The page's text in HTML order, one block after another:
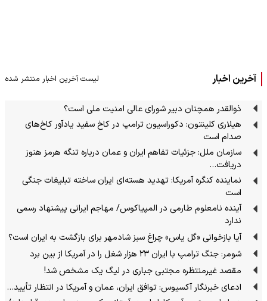
آخرین اخبار لیست آخرین اخبار منتشر شده
ذوالقدر همچنان دبیر شورای ‌عالی امنیت ملی است؟
هیلاری کلینتون: دکوراسیون ترامپ در کاخ سفید یادآور کاخ‌های
صدام است
سازمان ملل: جزئیات تفاهم ایران و عمان درباره تنگه هرمز هنوز
دریافت…
نماینده کنگره آمریکا: تهدید هسته‌ای ایران ساخته تبلیغات جنگی
است
آینده نامعلوم طارمی در المپیاکوس/ مهاجم ایرانی پیشنهاد رسمی
ندارد
آیا بازخوانی «گل یاس» چراغ سبز شادمهر برای بازگشت به ایران است؟
شومر: جنگ ترامپ با ایران ۲۳ هزار شغل را در آمریکا از بین برد
مقصد غیرمنتظره مجتبی جباری در لیگ یک مشخص شد!
ادعای خبرنگار آکسیوس: توافق ایران، عمان و آمریکا در انتظار تأیید…